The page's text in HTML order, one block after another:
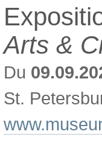
Arts &
Du
St.